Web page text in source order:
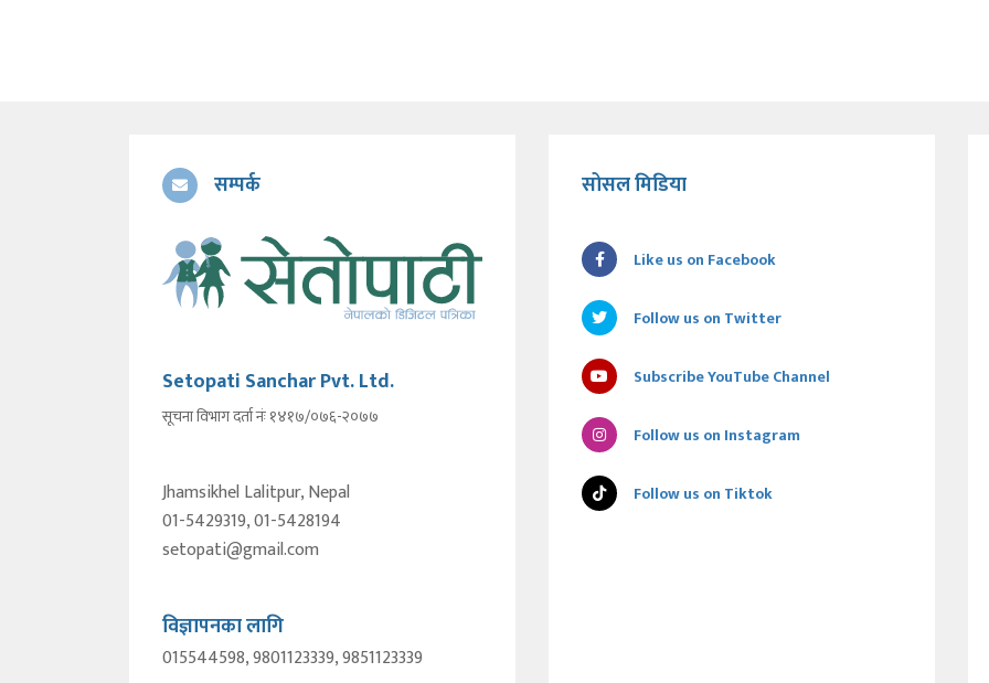
सम्पर्क
Setopati Sanchar Pvt. Ltd.
सूचना विभाग दर्ता नंः १४१७/०७६-२०७७
Jhamsikhel Lalitpur, Nepal
01-5429319, 01-5428194
setopati@gmail.com
विज्ञापनका लागि
015544598, 9801123339, 9851123339
सोसल मिडिया
Like us on Facebook
Follow us on Twitter
Subscribe YouTube Channel
Follow us on Instagram
Follow us on Tiktok